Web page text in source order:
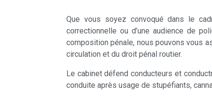
Que vous soyez convoqué dans le
correctionnelle ou d’une audience de
composition pénale, nous pouvons vous
circulation et du droit pénal routier.
Le cabinet défend conducteurs et
conduite après usage de stupéfiants,